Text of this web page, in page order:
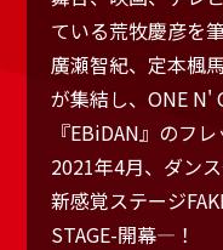
ている荒牧慶彦を
廣瀬智紀、定本楓
が集結し、ONE N'
『EBiDAN』のフ
2021年4月、ダン
新感覚ステージ
STAGE-開幕―！